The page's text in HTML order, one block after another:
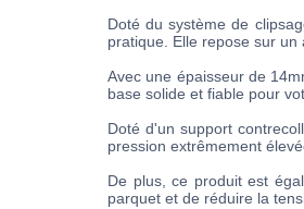
Doté du système de
pratique. Elle repose sur
Avec une épaisseur de
base solide et fiable pour
Doté d'un support
pression extrêmement
De plus, ce produit est
parquet et de réduire la